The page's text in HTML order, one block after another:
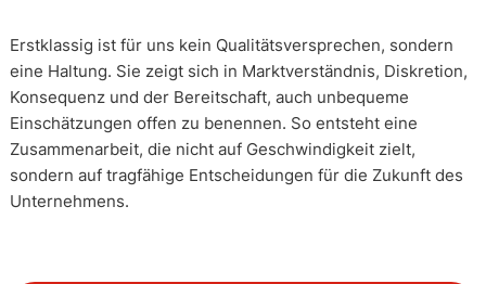
Erstklassig ist für uns kein Qualitätsversprechen, sondern
eine Haltung. Sie zeigt sich in Marktverständnis, Diskretion,
Konsequenz und der Bereitschaft, auch unbequeme
Einschätzungen offen zu benennen. So entsteht eine
Zusammenarbeit, die nicht auf Geschwindigkeit zielt,
sondern auf tragfähige Entscheidungen für die Zukunft des
Unternehmens.